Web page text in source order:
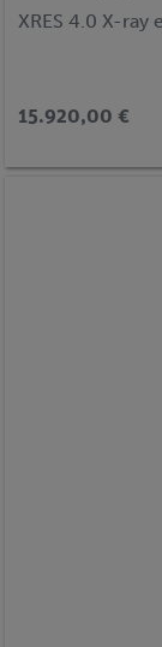
XRES 4.0 X-
15.920,00 €